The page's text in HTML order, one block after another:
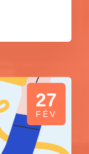
27
FÉV